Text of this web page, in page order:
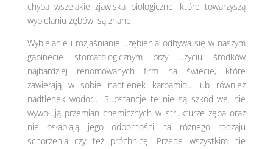
chyba wszelakie zjawiska biologiczne, które towarzyszą
wybielaniu zębów, są znane.
Wybielanie i rozjaśnianie uzębienia odbywa się w naszym
gabinecie stomatologicznym przy użyciu środków
najbardziej renomowanych firm na świecie, które
zawierają w sobie nadtlenek karbamidu lub również
nadtlenek wodoru. Substancje te nie są szkodliwe, nie
wywołują przemian chemicznych w strukturze zęba oraz
nie osłabiają jego odporności na różnego rodzaju
schorzenia czy też próchnicę. Przede wszystkim nie